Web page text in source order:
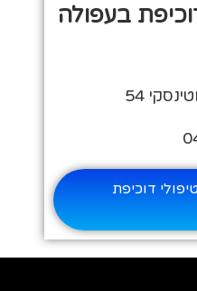
בעפולה
54
דוכיפת